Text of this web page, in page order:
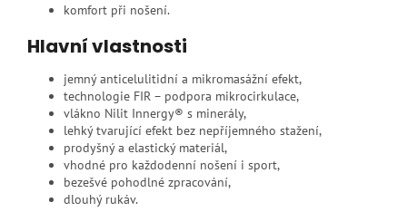
komfort při nošení.
Hlavní vlastnosti
jemný anticelulitidní a mikromasážní efekt,
technologie FIR – podpora mikrocirkulace,
vlákno Nilit Innergy® s minerály,
lehký tvarující efekt bez nepříjemného stažení,
prodyšný a elastický materiál,
vhodné pro každodenní nošení i sport,
bezešvé pohodlné zpracování,
dlouhý rukáv.